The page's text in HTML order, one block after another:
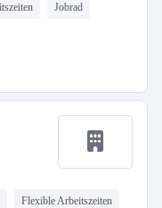
Jobrad
Flexible Arbeitszeiten